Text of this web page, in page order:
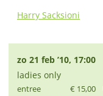
Harry Sacksioni
zo 21 feb ’10, 17:00
ladies only
entree
€ 15,00